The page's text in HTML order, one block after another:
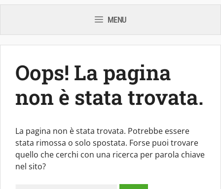
MENU
Oops! La pagina
non è stata trovata.
La pagina non è stata trovata. Potrebbe essere
stata rimossa o solo spostata. Forse puoi trovare
quello che cerchi con una ricerca per parola chiave
nel sito?